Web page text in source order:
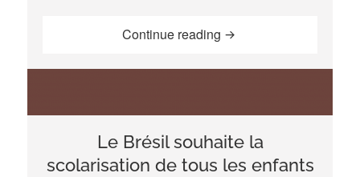
Continue reading “Preparer Les
Le Brésil souhaite la
scolarisation de tous les enfants